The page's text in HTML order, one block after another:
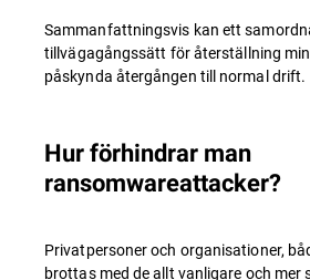
Sammanfattningsvis kan ett
tillvägagångssätt för återställning
påskynda återgången till normal drift.
Hur förhindrar man
ransomwareattacker?
Privatpersoner och organisationer,
brottas med de allt vanligare och mer